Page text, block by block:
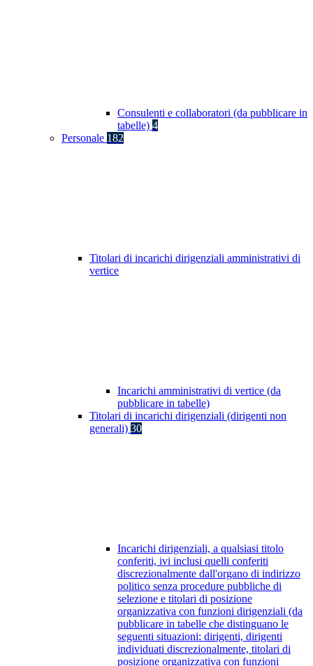
Consulenti e collaboratori (da pubblicare in
tabelle) 4
Personale 182
Titolari di incarichi dirigenziali amministrativi di
vertice
Incarichi amministrativi di vertice (da
pubblicare in tabelle)
Titolari di incarichi dirigenziali (dirigenti non
generali) 30
Incarichi dirigenziali, a qualsiasi titolo
conferiti, ivi inclusi quelli conferiti
discrezionalmente dall'organo di indirizzo
politico senza procedure pubbliche di
selezione e titolari di posizione
organizzativa con funzioni dirigenziali (da
pubblicare in tabelle che distinguano le
seguenti situazioni: dirigenti, dirigenti
individuati discrezionalmente, titolari di
posizione organizzativa con funzioni